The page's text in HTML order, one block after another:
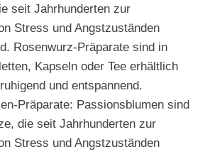
seit Jahrhunderten zur
Stress und Angstzuständen
Rosenwurz-Präparate sind in
Kapseln oder Tee erhältlich
und entspannend.
Präparate: Passionsblumen sind
die seit Jahrhunderten zur
Stress und Angstzuständen